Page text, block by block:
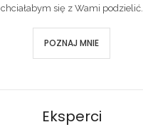
chciałabym się z Wami podzielić.
POZNAJ MNIE
Eksperci